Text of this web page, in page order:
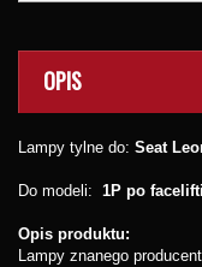
OPIS
Lampy tylne do: Seat
Do modeli: 1P po
Opis produktu:
Lampy znanego